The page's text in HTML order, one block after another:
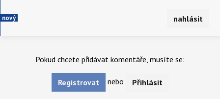
nový nahlásit
Pokud chcete přidávat komentáře, musíte se:
Registrovat nebo Přihlásit